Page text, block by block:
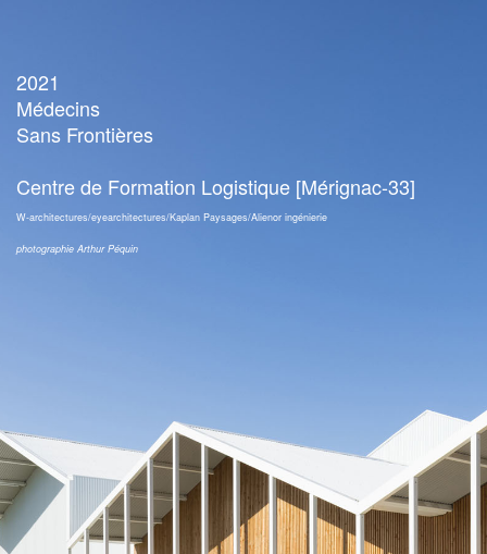
2021
Médecins
Sans Frontières
Centre de Formation Logistique [Mérignac-33]
W-architectures/eyearchitectures/Kaplan Paysages/Alienor ingénierie
photographie Arthur Péquin